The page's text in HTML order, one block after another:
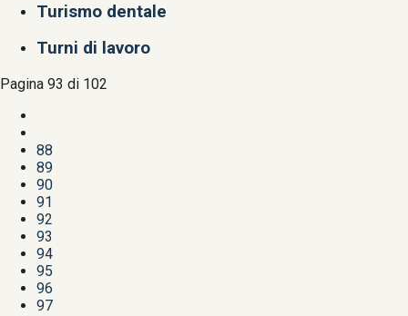
Turismo dentale
Turni di lavoro
Pagina 93 di 102
88
89
90
91
92
93
94
95
96
97